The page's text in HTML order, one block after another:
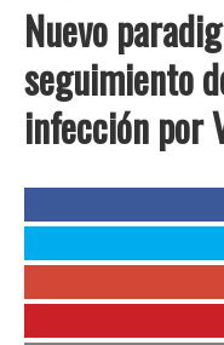
Nuevo
seguimiento
infección por